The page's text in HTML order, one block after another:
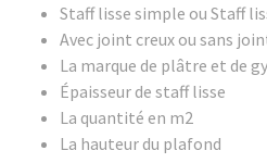
Staff lisse simple ou Staff
Avec joint creux ou sans
La marque de plâtre et de
Épaisseur de staff lisse
La quantité en m2
La hauteur du plafond